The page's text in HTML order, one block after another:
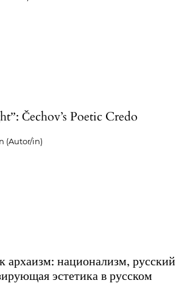
Čechov’s Poetic Credo
(Autor/in)
архаизм: национализм, русский
эстетика в русском